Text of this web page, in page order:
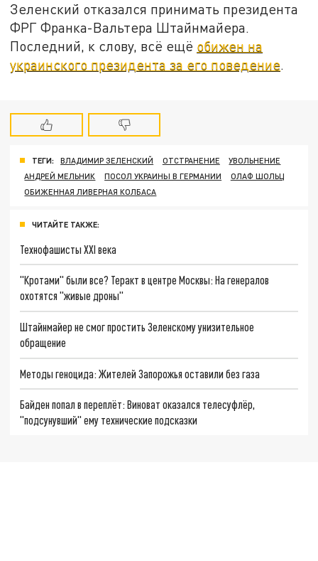
Зеленский отказался принимать президента
ФРГ Франка-Вальтера Штайнмайера.
Последний, к слову, всё ещё обижен на
украинского президента за его поведение.
ТЕГИ: ВЛАДИМИР ЗЕЛЕНСКИЙ ОТСТРАНЕНИЕ
УВОЛЬНЕНИЕ
АНДРЕЙ МЕЛЬНИК
ПОСОЛ УКРАИНЫ В ГЕРМАНИИ
ОЛАФ ШОЛЬЦ
ОБИЖЕННАЯ ЛИВЕРНАЯ КОЛБАСА
ЧИТАЙТЕ ТАКЖЕ:
Технофашисты XXI века
"Кротами" были все? Теракт в центре Москвы: На генералов
охотятся "живые дроны"
Штайнмайер не смог простить Зеленскому унизительное
обращение
Методы геноцида: Жителей Запорожья оставили без газа
Байден попал в переплёт: Виноват оказался телесуфлёр,
"подсунувший" ему технические подсказки